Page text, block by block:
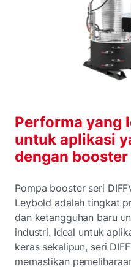
Performa yang
untuk aplikasi
dengan
Pompa booster seri
Leybold adalah tingkat
dan ketangguhan baru
industri. Ideal untuk
keras sekalipun, seri
memastikan